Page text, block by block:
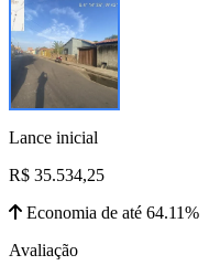
Lance inicial
R$ 35.534,25
Economia de até 64.11%
Avaliação